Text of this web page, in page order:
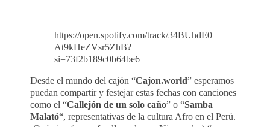
https://open.spotify.com/track/34BUhdE0
At9kHeZVsr5ZhB?
si=73f2b189c0b64be6
Desde el mundo del cajón “Cajon.world” esperamos
puedan compartir y festejar estas fechas con canciones
como el “Callejón de un solo caño” o “Samba
Malató“, representativas de la cultura Afro en el Perú.